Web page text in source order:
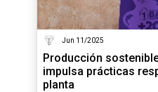
Jun 11/2025
Producción
impulsa prácticas
planta